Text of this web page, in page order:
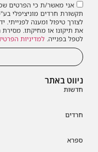
ניווט באתר
חדשות
חרדים
ספרא
אני מאשר/ת כי הפרטים
תקשורת חרדים מוניציפלי
לצורך טיפול ומענה לפנייתי.
את תיקונו או מחיקתו.
לטפל בפנייה. למדיניות